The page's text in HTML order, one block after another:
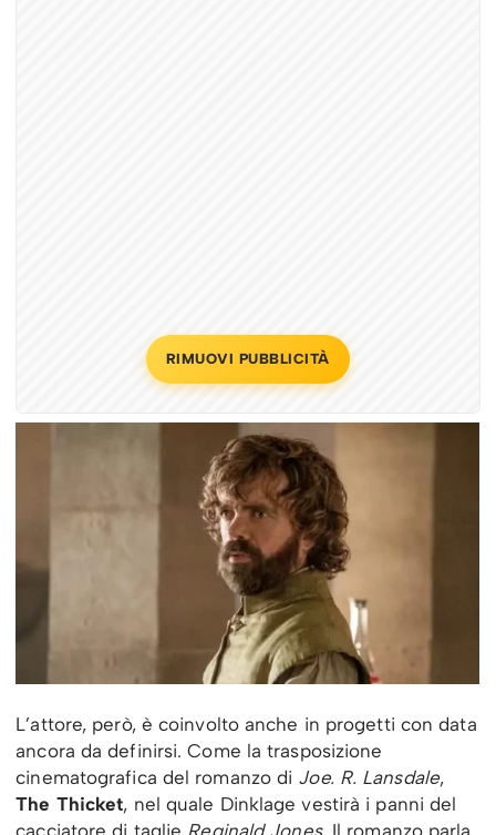
RIMUOVI PUBBLICITÀ
L’attore, però, è coinvolto anche in progetti con data
ancora da definirsi. Come la trasposizione
cinematografica del romanzo di Joe. R. Lansdale,
The Thicket, nel quale Dinklage vestirà i panni del